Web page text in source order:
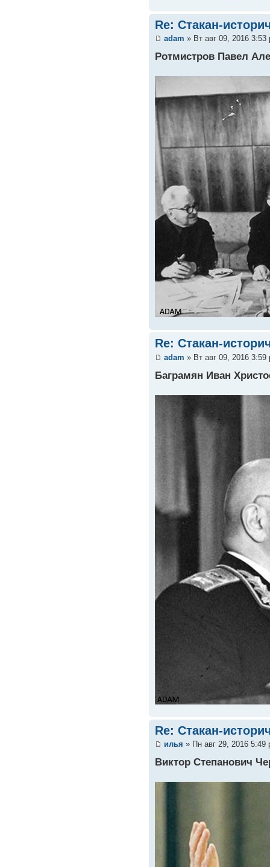
Re: Стакан-
adam » Вт авг 09, 2016 3:53
Ротмистров Павел
Re: Стакан-
adam » Вт авг 09, 2016 3:59
Баграмян Иван
Re: Стакан-
илья » Пн авг 29, 2016 5:49
Виктор Степанович